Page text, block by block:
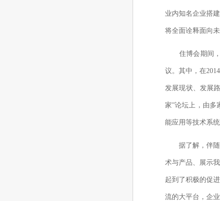
业内知名企业搭
将全面诠释面向
住博会期间
议。其中，在2014
发展现状、发展
家”论坛上，由多
能应用等技术系
据了解，伴
术与产品、展示
起到了积极的促
流的大平台，企